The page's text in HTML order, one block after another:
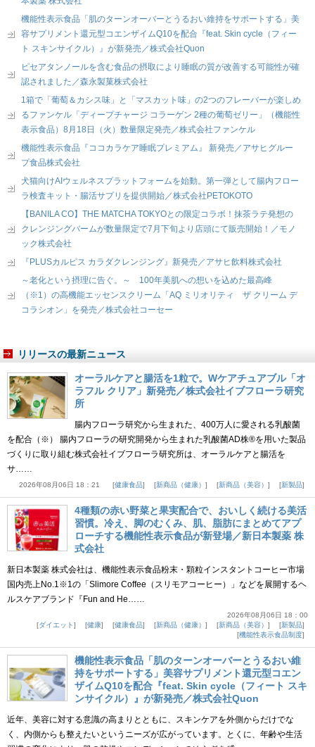
機能性表示食品「肌のターンオーバーとうるおい維持をサポートする」美
容サプリメント還元型コエンザイムQ10を配合『feat. Skin cycle（フィー
ト スキンサイクル）』が新発売／株式会社Quon
ピセアタンノールを含む食品の摂取により睡眠の質が改善する可能性が確
認されました／森永製菓株式会社
1箱で「葡萄＆カシス味」と「マスカット味」の2つのフレーバーが楽しめ
るファンケル「ディープチャージ コラーゲン 2種の葡萄ゼリー」（機能性
表示食品）8月18日（火）数量限定発売／株式会社ファンケル
機能性表示食品『ココカラケア睡眠プレミアム』 新発売／アサヒグルー
プ食品株式会社
犬猫向けAIウェルネスプラットフォームを始動。第一弾として腸内フロー
ラ検査キット・腸活サプリを提供開始／株式会社PETOKOTO
【BANILA CO】THE MATCHA TOKYOとの限定コラボ！抹茶ラテ発想の
クレンジングバームが数量限定で7月下旬より店頭にて販売開始！／モノ
ック株式会社
『PLUSカルピス カラダクレンジング』新発売／アサヒ飲料株式会社
～老化という摂理に告ぐ。～ 100年美肌への想いを込めた最高峰
（※1）の高機能エッセンスクリーム「AQ ミリオリティ ザ クリーム デ
コラシオン」を発売／株式会社コーセー
リリースの最新ニュース
オーラルケアと腸活を1粒で。Wケアチュアブル「オ
ラフル クリア」新発売／株式会社イブフローラ研究
所
腸内フローラ研究から生まれた、400万人に愛される乳酸菌
を配合（※） 腸内フローラの研究開発から生まれた乳酸菌AD株®を用いた製品
づくりに取り組む株式会社イブフローラ研究所は、オーラルケアと腸活を
サ……
2026年08月06日 18：21 健康食品 新商品（健康） 新商品（美容） 新製品
4種類の赤い野菜と果実配合で、おいしく続ける美活
習慣。冷え、脚のむくみ、肌、脂肪にまとめてアプ
ローチする機能性表示食品が新登場／新日本製薬 株
式会社
新日本製薬 株式会社は、機能性表示食品粉末・顆粒インスタントコーヒー市場
国内売上No.1※1の「Slimore Coffee（スリモアコーヒー）」などを展開するヘ
ルスケアブランド『Fun and He……
2026年08月06日 18：00
ダイエット
健康 健康食品 新商品（健康） 新商品（美容）
新製品
機能性表示食品制度
機能性表示食品「肌のターンオーバーとうるおい維
持をサポートする」美容サプリメント還元型コエン
ザイムQ10を配合『feat. Skin cycle（フィート スキ
ンサイクル）』が新発売／株式会社Quon
近年、美容に対する意識の高まりとともに、スキンケアを外側からだけでな
く、内側からも整えたいというニーズが広がっています。とくに、年齢や生活